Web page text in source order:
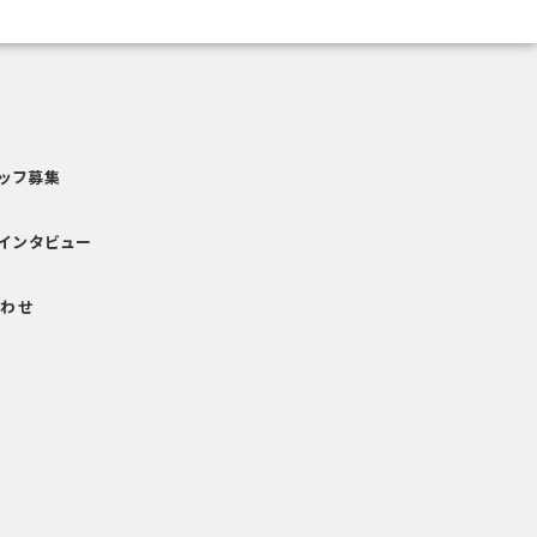
フ募集
ンタビュー
せ